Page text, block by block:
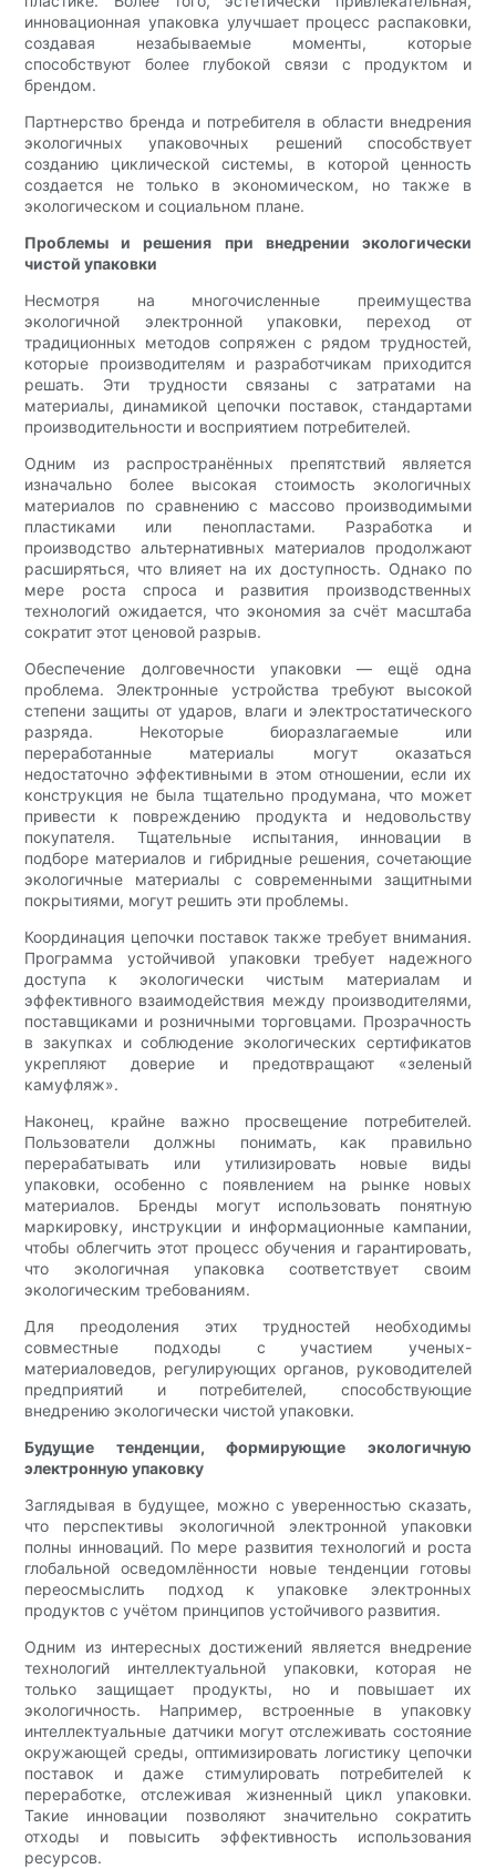
инновационная упаковка улучшает процесс распаковки,
создавая незабываемые моменты, которые
способствуют более глубокой связи с продуктом и
брендом.
Партнерство бренда и потребителя в области внедрения
экологичных упаковочных решений способствует
созданию циклической системы, в которой ценность
создается не только в экономическом, но также в
экологическом и социальном плане.
Проблемы и решения при внедрении экологически
чистой упаковки
Несмотря на многочисленные преимущества
экологичной электронной упаковки, переход от
традиционных методов сопряжен с рядом трудностей,
которые производителям и разработчикам приходится
решать. Эти трудности связаны с затратами на
материалы, динамикой цепочки поставок, стандартами
производительности и восприятием потребителей.
Одним из распространённых препятствий является
изначально более высокая стоимость экологичных
материалов по сравнению с массово производимыми
пластиками или пенопластами. Разработка и
производство альтернативных материалов продолжают
расширяться, что влияет на их доступность. Однако по
мере роста спроса и развития производственных
технологий ожидается, что экономия за счёт масштаба
сократит этот ценовой разрыв.
Обеспечение долговечности упаковки — ещё одна
проблема. Электронные устройства требуют высокой
степени защиты от ударов, влаги и электростатического
разряда. Некоторые биоразлагаемые или
переработанные материалы могут оказаться
недостаточно эффективными в этом отношении, если их
конструкция не была тщательно продумана, что может
привести к повреждению продукта и недовольству
покупателя. Тщательные испытания, инновации в
подборе материалов и гибридные решения, сочетающие
экологичные материалы с современными защитными
покрытиями, могут решить эти проблемы.
Координация цепочки поставок также требует внимания.
Программа устойчивой упаковки требует надежного
доступа к экологически чистым материалам и
эффективного взаимодействия между производителями,
поставщиками и розничными торговцами. Прозрачность
в закупках и соблюдение экологических сертификатов
укрепляют доверие и предотвращают «зеленый
камуфляж».
Наконец, крайне важно просвещение потребителей.
Пользователи должны понимать, как правильно
перерабатывать или утилизировать новые виды
упаковки, особенно с появлением на рынке новых
материалов. Бренды могут использовать понятную
маркировку, инструкции и информационные кампании,
чтобы облегчить этот процесс обучения и гарантировать,
что экологичная упаковка соответствует своим
экологическим требованиям.
Для преодоления этих трудностей необходимы
совместные подходы с участием ученых-
материаловедов, регулирующих органов, руководителей
предприятий и потребителей, способствующие
внедрению экологически чистой упаковки.
Будущие тенденции, формирующие экологичную
электронную упаковку
Заглядывая в будущее, можно с уверенностью сказать,
что перспективы экологичной электронной упаковки
полны инноваций. По мере развития технологий и роста
глобальной осведомлённости новые тенденции готовы
переосмыслить подход к упаковке электронных
продуктов с учётом принципов устойчивого развития.
Одним из интересных достижений является внедрение
технологий интеллектуальной упаковки, которая не
только защищает продукты, но и повышает их
экологичность. Например, встроенные в упаковку
интеллектуальные датчики могут отслеживать состояние
окружающей среды, оптимизировать логистику цепочки
поставок и даже стимулировать потребителей к
переработке, отслеживая жизненный цикл упаковки.
Такие инновации позволяют значительно сократить
отходы и повысить эффективность использования
ресурсов.